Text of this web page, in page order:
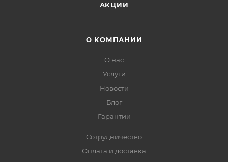
АКЦИИ
О КОМПАНИИ
О нас
Услуги
Новости
Блог
Гарантии
Сотрудничество
Оплата и доставка